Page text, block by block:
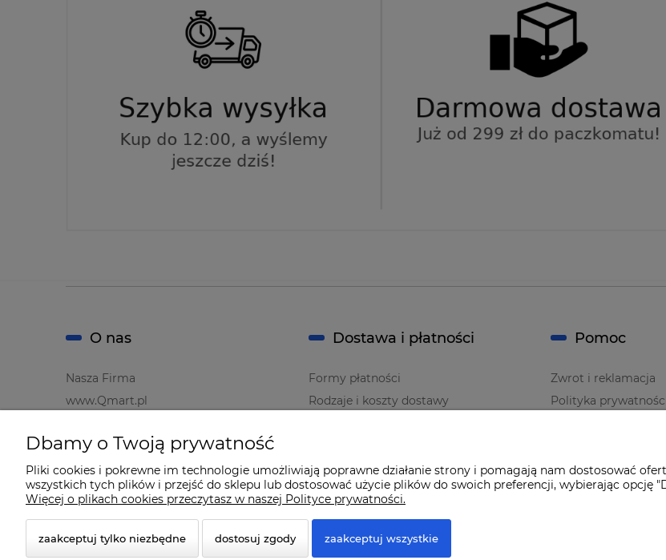
O nas
Nasza Firma
www.Qmart.pl
Dostawa i płatności
Formy płatności
Rodzaje i koszty dostawy
Pomoc
Zwrot i reklamacja
Polityka
Dbamy o Twoją prywatność
Pliki cookies i pokrewne im technologie umożliwiają poprawne działanie strony i pomagają nam dostosować
wszystkich tych plików i przejść do sklepu lub dostosować użycie plików do swoich preferencji, wybierając opcję
Więcej o plikach cookies przeczytasz w naszej Polityce prywatności.
zaakceptuj tylko niezbędne dostosuj zgody zaakceptuj wszystkie